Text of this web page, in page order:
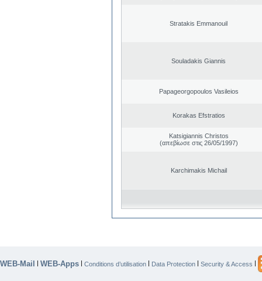
Stratakis Emmanouil
Souladakis Giannis
Papageorgopoulos Vasileios
Korakas Efstratios
Katsigiannis Christos
(απεβίωσε στις 26/05/1997)
Karchimakis Michail
WEB-Mail | WEB-Apps | Conditions d’utilisation | Data Protection | Security & Access |